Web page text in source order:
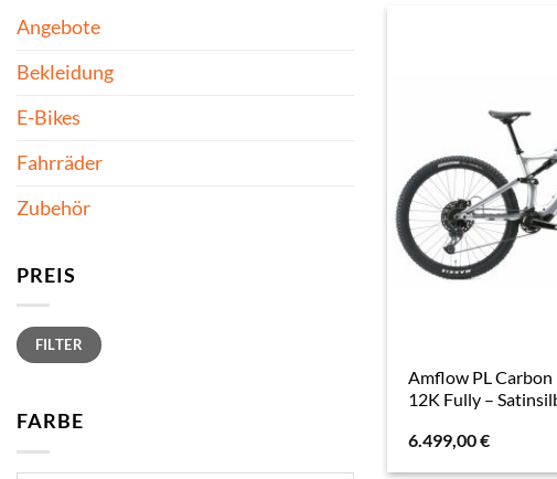
Angebote
Bekleidung
E-Bikes
Fahrräder
Zubehör
PREIS
Min.
Preis
Max.
PreisFILTER
FARBE
Amflow PL
12K Fully –
6.499,00€